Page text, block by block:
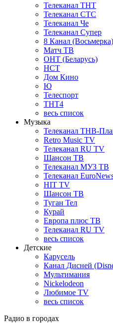
Телеканал ТНТ
Телеканал СТС
Телеканал Че
Телеканал Супер
8 Канал (Восьмерка)
Матч ТВ
ОНТ (Беларусь)
НСТ
Дом Кино
Ю
Телеспорт
ТНТ4
весь список
Музыка
Телеканал ТНВ-
Retro Music TV
Телеканал RU TV
Шансон ТВ
Телеканал МУЗ ТВ
Телеканал
HIT TV
Шансон ТВ
Туган Тел
Курай
Европа плюс ТВ
Телеканал RU TV
весь список
Детские
Карусель
Канал Дисней
Мультимания
Nickelodeon
Любимое TV
весь список
Радио в городах